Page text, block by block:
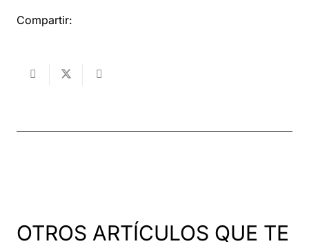
Compartir:
OTROS ARTÍCULOS QUE TE